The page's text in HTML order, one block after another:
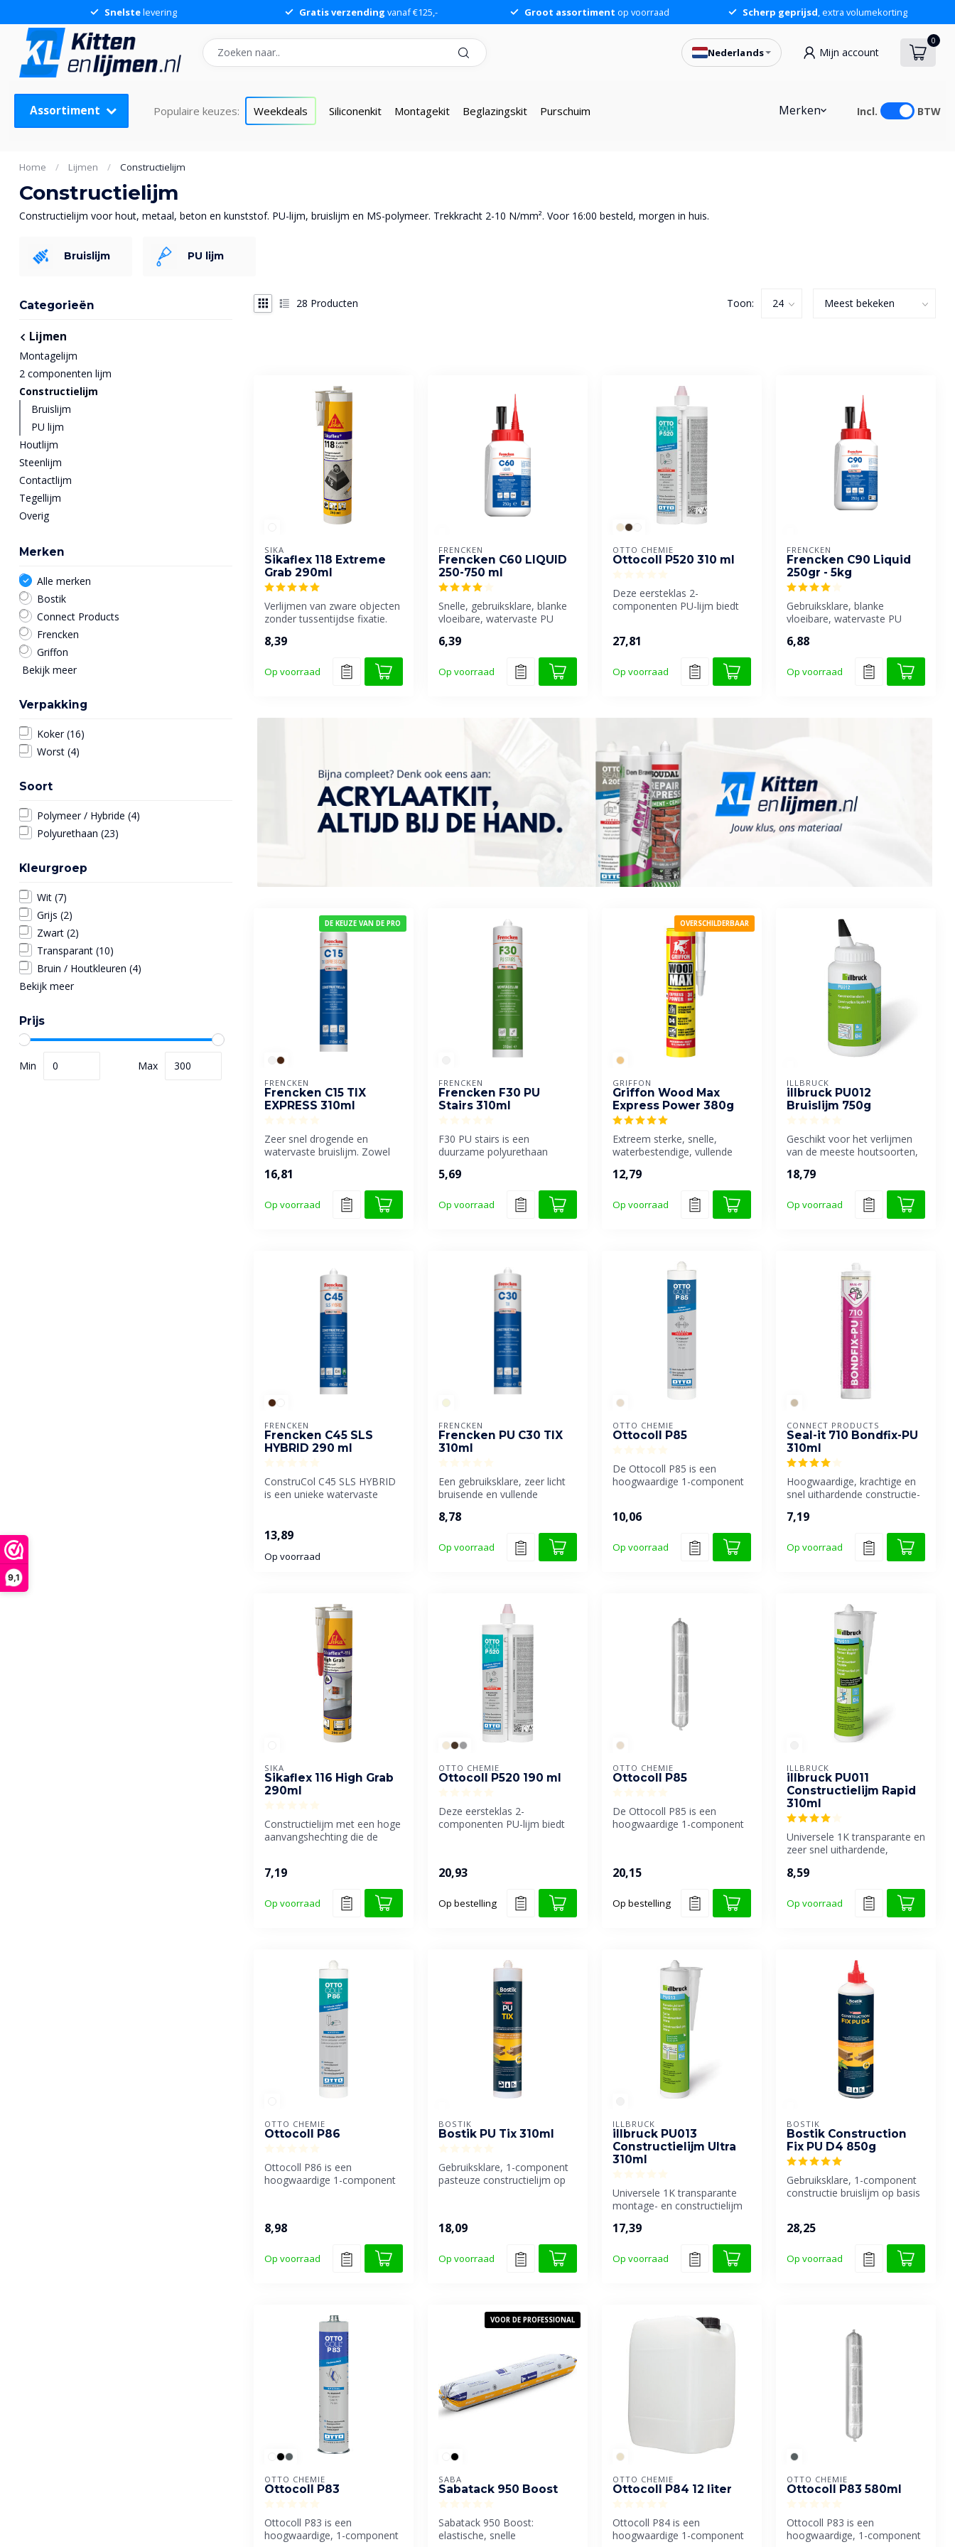
9,1
Snelstelevering Gratis verzending vanaf €125,- Groot assortiment op voorraad Scherp geprijsd, extra volumekorting
Nederlands Mijn account
0
Assortiment Populaire keuzes: Weekdeals Siliconenkit Montagekit Beglazingskit Purschuim Merken Incl. BTW
Home / Lijmen / Constructielijm
Constructielijm
Constructielijm voor hout, metaal, beton en kunststof. PU-lijm, bruislijm en MS-polymeer. Trekkracht 2-10 N/mm². Voor 16:00 besteld, morgen in huis.
Bruislijm PU lijm
Categorieën
Lijmen
Montagelijm
2 componenten lijm
Constructielijm
Bruislijm
PU lijm
Houtlijm
Steenlijm
Contactlijm
Tegellijm
Overig
Merken
Alle merken
Bostik
Connect Products
Frencken
Griffon
Bekijk meer
Verpakking
Koker(16)
Worst (4)
Soort
Polymeer / Hybride (4)
Polyurethaan (23)
Kleurgroep
Wit (7)
Grijs (2)
Zwart (2)
Transparant (10)
Bruin / Houtkleuren (4)
Bekijk meer
Prijs
Min Max
28 Producten Toon:
SIKA
Sikaflex 118 Extreme
Grab 290ml
Verlijmen van zware objecten
zonder tussentijdse fixatie.
8,39
Op voorraad
FRENCKEN
Frencken C60 LIQUID
250-750 ml
Snelle, gebruiksklare, blanke
vloeibare, watervaste PU
6,39
Op voorraad
OTTO CHEMIE
Ottocoll P520 310 ml
Deze eersteklas 2-
componenten PU-lijm biedt
27,81
Op voorraad
FRENCKEN
Frencken C90 Liquid
250gr - 5kg
Gebruiksklare, blanke
vloeibare, watervaste PU
(D4) ...
6,88
Op voorraad
DE KEUZE VAN DE PRO
FRENCKEN
Frencken C15 TIX
EXPRESS 310ml
Zeer snel drogende en
watervaste bruislijm. Zowel
16,81
Op voorraad
FRENCKEN
Frencken F30 PU
Stairs 310ml
F30 PU stairs is een
duurzame polyurethaan
en elast...
5,69
Op voorraad
OVERSCHILDERBAAR
GRIFFON
Griffon Wood Max
Express Power 380g
Extreem sterke, snelle,
waterbestendige, vullende
12,79
Op voorraad
ILLBRUCK
illbruck PU012
Bruislijm 750g
Geschikt voor het verlijmen
van de meeste houtsoorten,
18,79
Op voorraad
FRENCKEN
Frencken C45 SLS
HYBRID 290 ml
ConstruCol C45 SLS HYBRID
is een unieke watervaste
13,89
Op voorraad
FRENCKEN
Frencken PU C30 TIX
310ml
Een gebruiksklare, zeer licht
bruisende en vullende
8,78
Op voorraad
OTTO CHEMIE
Ottocoll P85
De Ottocoll P85 is een
hoogwaardige 1-component
10,06
Op voorraad
CONNECT PRODUCTS
Seal-it 710 Bondfix-PU
310ml
Hoogwaardige, krachtige en
snel uithardende constructie-
7,19
Op voorraad
SIKA
Sikaflex 116 High Grab
290ml
Constructielijm met een hoge
aanvangshechting die de
7,19
Op voorraad
OTTO CHEMIE
Ottocoll P520 190 ml
Deze eersteklas 2-
componenten PU-lijm biedt
20,93
Op bestelling
OTTO CHEMIE
Ottocoll P85
De Ottocoll P85 is een
hoogwaardige 1-component
20,15
Op bestelling
ILLBRUCK
illbruck PU011
Constructielijm Rapid
310ml
Universele 1K transparante en
zeer snel uithardende,
8,59
Op voorraad
OTTO CHEMIE
Ottocoll P86
Ottocoll P86 is een
hoogwaardige 1-component
8,98
Op voorraad
BOSTIK
Bostik PU Tix 310ml
Gebruiksklare, 1-component
pasteuze constructielijm op
18,09
Op voorraad
ILLBRUCK
illbruck PU013
Constructielijm Ultra
310ml
Universele 1K transparante
montage- en constructielijm
17,39
Op voorraad
BOSTIK
Bostik Construction
Fix PU D4 850g
Gebruiksklare, 1-component
constructie bruislijm op basis
28,25
Op voorraad
OTTO CHEMIE
Ottocoll P83
Ottocoll P83 is een
hoogwaardige, 1-component
VOOR DE PROFESSIONAL
SABA
Sabatack 950 Boost
Sabatack 950 Boost:
elastische, snelle
OTTO CHEMIE
Ottocoll P84 12 liter
Ottocoll P84 is een
hoogwaardige 1-component
OTTO CHEMIE
Ottocoll P83 580ml
Ottocoll P83 is een
hoogwaardige, 1-component